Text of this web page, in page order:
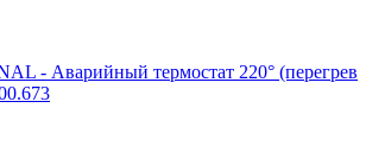
- Аварийный термостат 220° (перегрев